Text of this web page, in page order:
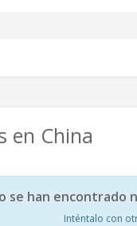
en China
se han encontrado
Inténtalo con